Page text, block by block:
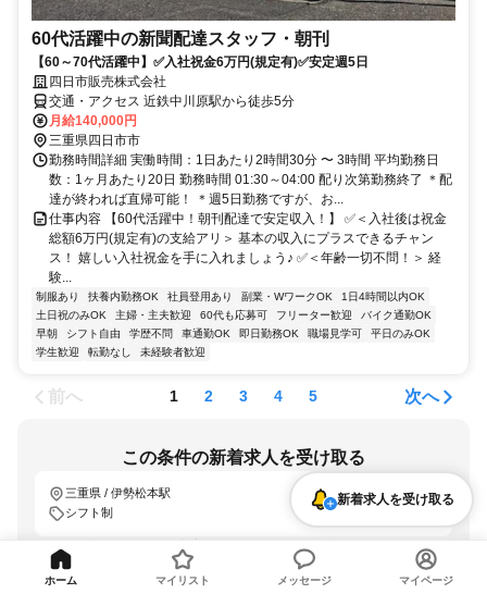
60代活躍中の新聞配達スタッフ・朝刊
【60～70代活躍中】✅入社祝金6万円(規定有)✅安定週5日
四日市販売株式会社
交通・アクセス 近鉄中川原駅から徒歩5分
月給140,000円
三重県四日市市
勤務時間詳細 実働時間：1日あたり2時間30分 〜 3時間 平均勤務日
数：1ヶ月あたり20日 勤務時間 01:30～04:00 配り次第勤務終了 ＊配
達が終われば直帰可能！ ＊週5日勤務ですが、お...
仕事内容 【60代活躍中！朝刊配達で安定収入！】 ✅＜入社後は祝金
総額6万円(規定有)の支給アリ＞ 基本の収入にプラスできるチャン
ス！ 嬉しい入社祝金を手に入れましょう♪ ✅＜年齢一切不問！＞ 経
験...
制服あり 扶養内勤務OK 社員登用あり 副業・WワークOK
1日4時間以内OK
土日祝のみOK
主婦・主夫歓迎 60代も応募可 フリーター歓迎
バイク通勤OK
早朝
シフト自由 学歴不問 車通勤OK 即日勤務OK 職場見学可
平日のみOK
学生歓迎
転勤なし 未経験者歓迎
前へ 1 2 3 4 5 次へ
この条件の新着求人を受け取る
三重県 / 伊勢松本駅
シフト制
詳しくはこちら
新着求人を受け取る
ホーム マイリスト メッセージ マイページ